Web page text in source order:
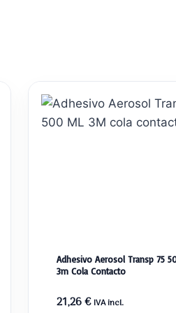
Adhesivo Aerosol Transp 75
3m Cola Contacto
21,26€ IVA incl.